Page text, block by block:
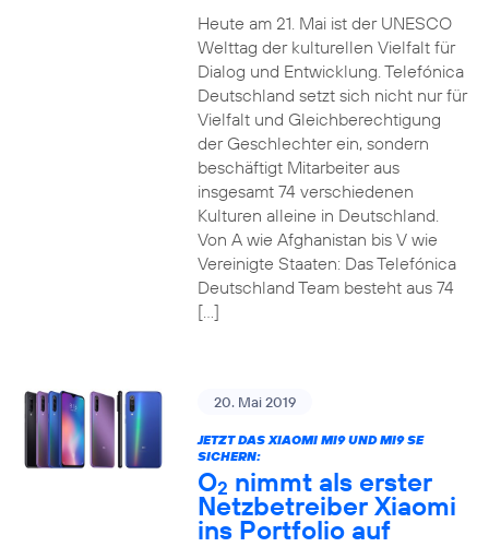
Heute am 21. Mai ist der UNESCO
Welttag der kulturellen Vielfalt für
Dialog und Entwicklung. Telefónica
Deutschland setzt sich nicht nur für
Vielfalt und Gleichberechtigung
der Geschlechter ein, sondern
beschäftigt Mitarbeiter aus
insgesamt 74 verschiedenen
Kulturen alleine in Deutschland.
Von A wie Afghanistan bis V wie
Vereinigte Staaten: Das Telefónica
Deutschland Team besteht aus 74
[…]
20. Mai 2019
JETZT DAS XIAOMI MI9 UND MI9 SE
SICHERN:
O2 nimmt als erster
Netzbetreiber Xiaomi
ins Portfolio auf